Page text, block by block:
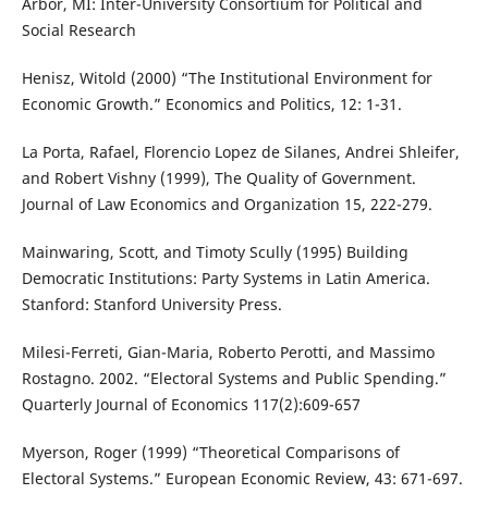
Social Research
Henisz, Witold (2000) “The Institutional Environment for
Economic Growth.” Economics and Politics, 12: 1-31.
La Porta, Rafael, Florencio Lopez de Silanes, Andrei Shleifer,
and Robert Vishny (1999), The Quality of Government.
Journal of Law Economics and Organization 15, 222-279.
Mainwaring, Scott, and Timoty Scully (1995) Building
Democratic Institutions: Party Systems in Latin America.
Stanford: Stanford University Press.
Milesi-Ferreti, Gian-Maria, Roberto Perotti, and Massimo
Rostagno. 2002. “Electoral Systems and Public Spending.”
Quarterly Journal of Economics 117(2):609-657
Myerson, Roger (1999) “Theoretical Comparisons of
Electoral Systems.” European Economic Review, 43: 671-697.